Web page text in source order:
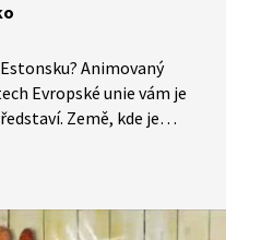
Animovaný
Evropské unie vám je
Země, kde je
vzniklo
Prezident bydlí